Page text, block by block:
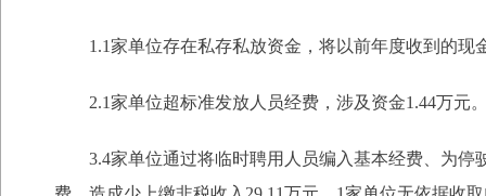
1.1家单位存在私存私放资金，将以前年度收到的
2.1家单位超标准发放人员经费，涉及资金1.44万元
3.4家单位通过将临时聘用人员编入基本经费、为